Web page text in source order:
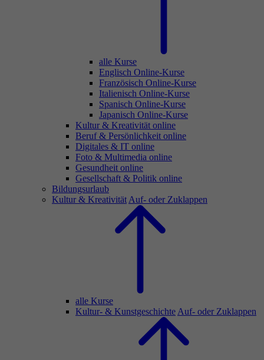
alle Kurse
Englisch Online-Kurse
Französisch Online-Kurse
Italienisch Online-Kurse
Spanisch Online-Kurse
Japanisch Online-Kurse
Kultur & Kreativität online
Beruf & Persönlichkeit online
Digitales & IT online
Foto & Multimedia online
Gesundheit online
Gesellschaft & Politik online
Bildungsurlaub
Kultur & Kreativität Auf- oder Zuklappen
alle Kurse
Kultur- & Kunstgeschichte Auf- oder Zuklappen